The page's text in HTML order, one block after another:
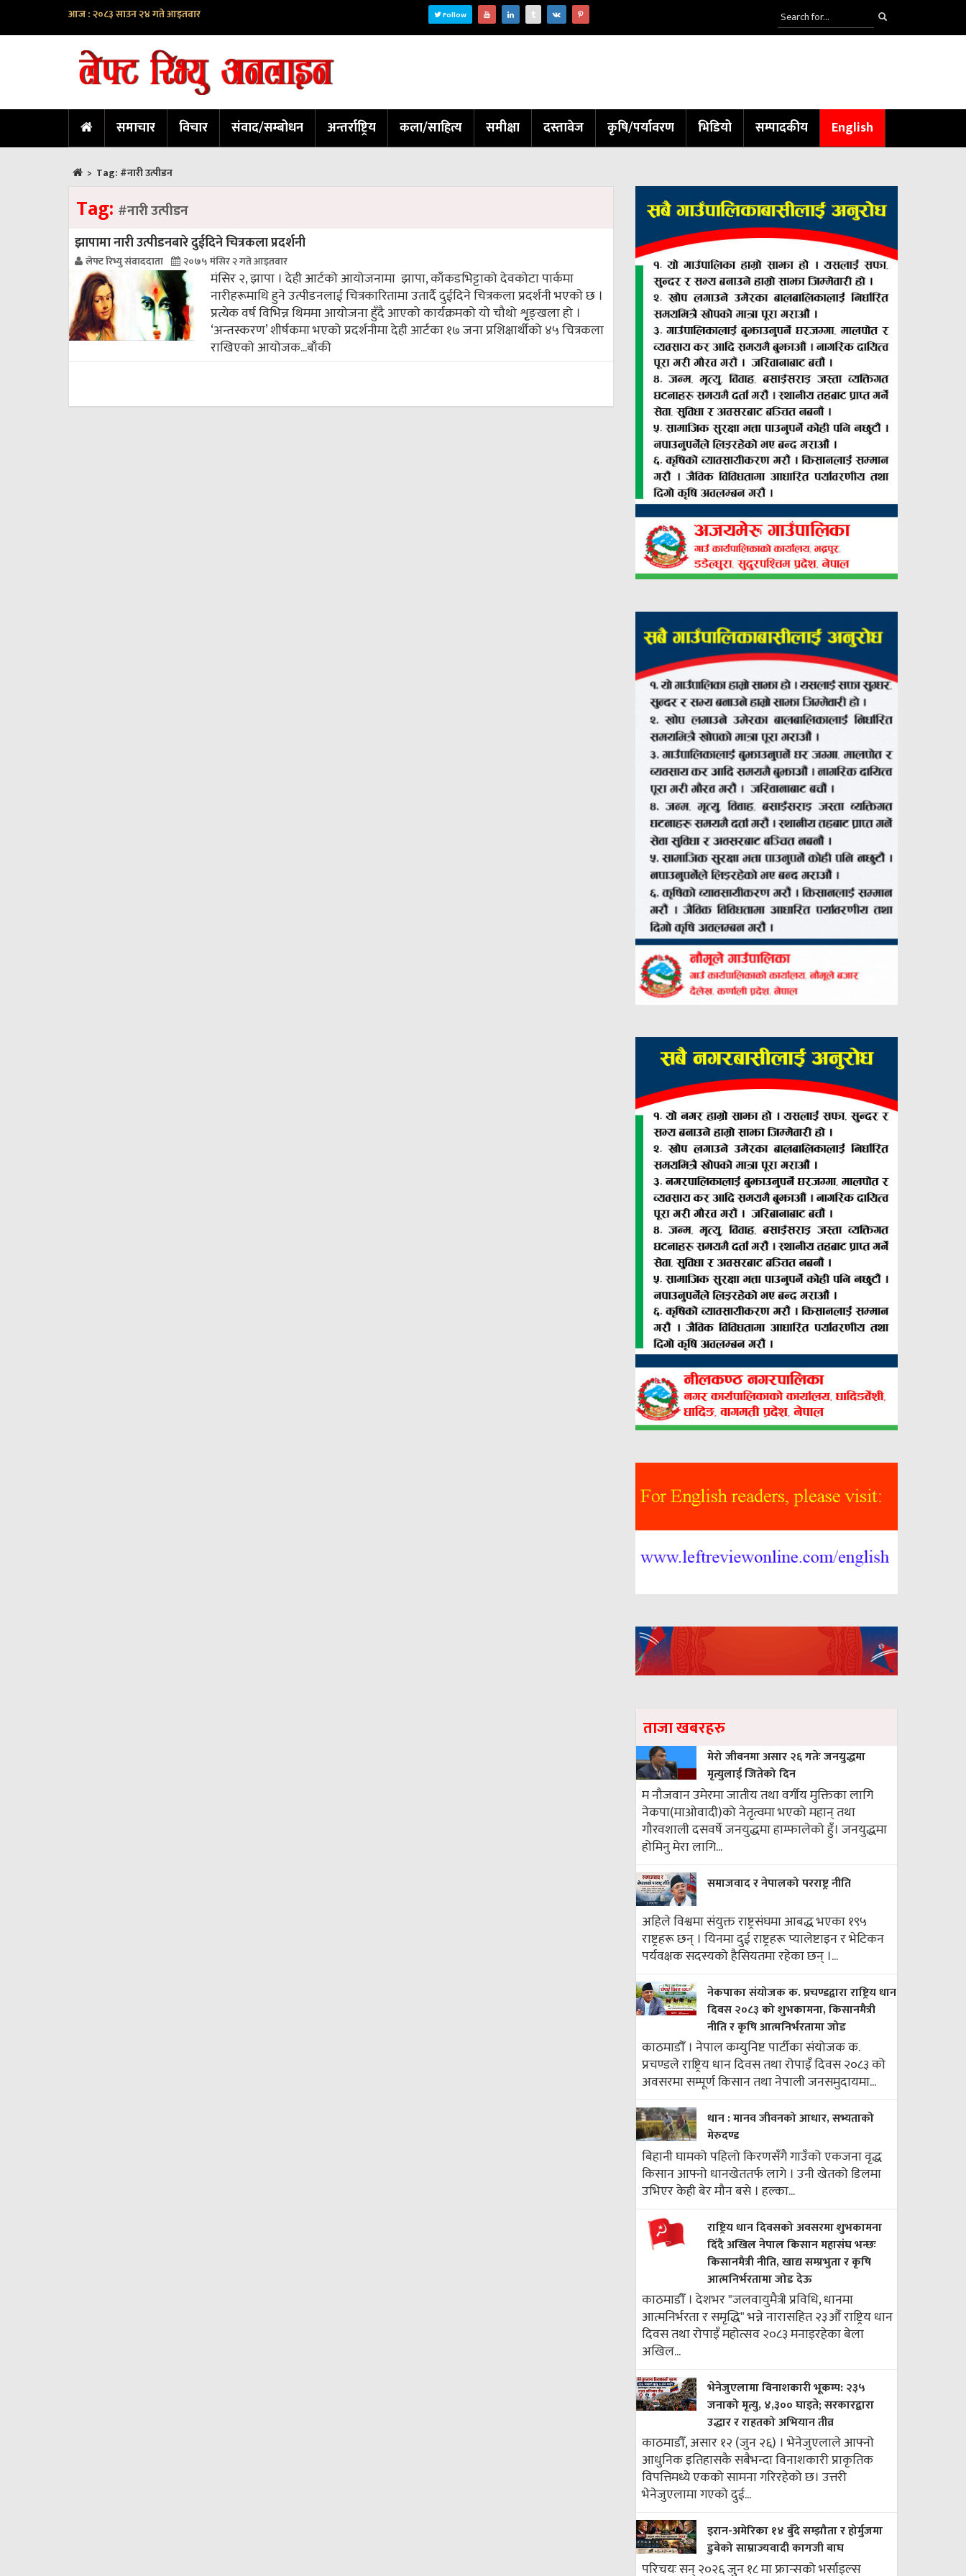
आज : २०८३ साउन २४ गते आइतवार Follow
समाचार विचार संवाद/सम्बोधन अन्तर्राष्ट्रिय कला/साहित्य समीक्षा दस्तावेज कृषि/पर्यावरण भिडियो सम्पादकीय English
> Tag: #नारी उत्पीडन
Tag: #नारी उत्पीडन
झापामा नारी उत्पीडनबारे दुईदिने चित्रकला प्रदर्शनी
लेफ्ट रिभ्यु संवाददाता २०७५ मंसिर २ गते आइतवार
मंसिर २, झापा । देही आर्टको आयोजनामा झापा, काँकडभिट्टाको देवकोटा पार्कमा
नारीहरूमाथि हुने उत्पीडनलाई चित्रकारितामा उतार्दै दुईदिने चित्रकला प्रदर्शनी भएकाे छ ।
प्रत्येक वर्ष विभिन्न थिममा आयोजना हुँदै आएको कार्यक्रमको यो चौथो शृृङ्खला हो ।
‘अन्तस्करण’ शीर्षकमा भएको प्रदर्शनीमा देही आर्टका १७ जना प्रशिक्षार्थीको ४५ चित्रकला
राखिएको आयोजक...बाँकी
ताजा खबरहरु
मेरो जीवनमा असार २६ गतेः जनयुद्धमा
मृत्युलाई जितेको दिन
म नौजवान उमेरमा जातीय तथा वर्गीय मुक्तिका लागि
नेकपा(माओवादी)को नेतृत्वमा भएको महान् तथा
गौरवशाली दसवर्षे जनयुद्धमा हाम्फालेको हुँ। जनयुद्धमा
होमिनु मेरा लागि...
समाजवाद र नेपालको परराष्ट्र नीति
अहिले विश्वमा संयुक्त राष्ट्रसंघमा आबद्ध भएका १९५
राष्ट्रहरू छन् । यिनमा दुई राष्ट्रहरू प्यालेष्टाइन र भेटिकन
पर्यवक्षक सदस्यको हैसियतमा रहेका छन् ।...
नेकपाका संयोजक क. प्रचण्डद्वारा राष्ट्रिय धान
दिवस २०८३ को शुभकामना, किसानमैत्री
नीति र कृषि आत्मनिर्भरतामा जोड
काठमाडौँ । नेपाल कम्युनिष्ट पार्टीका संयोजक क.
प्रचण्डले राष्ट्रिय धान दिवस तथा रोपाइँ दिवस २०८३ को
अवसरमा सम्पूर्ण किसान तथा नेपाली जनसमुदायमा...
धान : मानव जीवनको आधार, सभ्यताको
मेरुदण्ड
बिहानी घामको पहिलो किरणसँगै गाउँको एकजना वृद्ध
किसान आफ्नो धानखेततर्फ लागे । उनी खेतको डिलमा
उभिएर केही बेर मौन बसे । हल्का...
राष्ट्रिय धान दिवसको अवसरमा शुभकामना
दिँदै अखिल नेपाल किसान महासंघ भन्छः
किसानमैत्री नीति, खाद्य सम्प्रभुता र कृषि
आत्मनिर्भरतामा जोड देऊ
काठमाडौँ । देशभर "जलवायुमैत्री प्रविधि, धानमा
आत्मनिर्भरता र समृद्धि" भन्ने नारासहित २३औँ राष्ट्रिय धान
दिवस तथा रोपाइँ महोत्सव २०८३ मनाइरहेका बेला
अखिल...
भेनेजुएलामा विनाशकारी भूकम्प: २३५
जनाको मृत्यु, ४,३०० घाइते; सरकारद्वारा
उद्धार र राहतको अभियान तीव्र
काठमाडौँ, असार १२ (जुन २६) । भेनेजुएलाले आफ्नो
आधुनिक इतिहासकै सबैभन्दा विनाशकारी प्राकृतिक
विपत्तिमध्ये एकको सामना गरिरहेको छ। उत्तरी
भेनेजुएलामा गएको दुई...
इरान-अमेरिका १४ बुँदे सम्झौता र होर्मुजमा
डुबेको साम्राज्यवादी कागजी बाघ
परिचयः सन् २०२६ जुन १८ मा फ्रान्सको भर्साइल्स